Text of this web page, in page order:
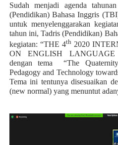
Sudah menjadi agenda
(Pendidikan) Bahasa Inggris
untuk menyelenggarakan
tahun ini, Tadris (Pendidikan)
kegiatan: “THE 4th2020
ON ENGLISH
dengan tema
“The
Pedagogy and Technology
Tema ini tentunya disesuaikan
(new normal) yang menuntut